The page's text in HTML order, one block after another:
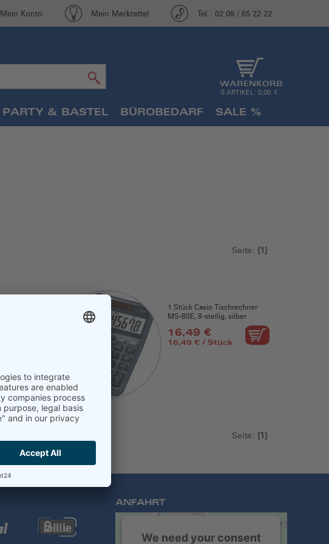
Tel.: 02 08 / 65 22 22
Mein Merkzettel
Mein Konto
WARENKORB
0 ARTIKEL: 0,00 €
PARTY & BASTEL BÜROBEDARF SALE %
Seite: [1]
1 Stück Casio Tischrechner
MS-80E, 8-stellig, silber
16,49 €
16,49 € / Stück
Seite: [1]
ANFAHRT
We need your consent